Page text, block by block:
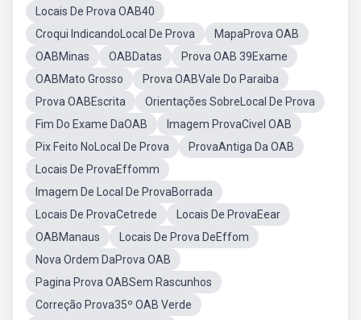
Locais De Prova OAB40
Croqui IndicandoLocal De Prova
MapaProva OAB
OABMinas
OABDatas
Prova OAB 39Exame
OABMato Grosso
Prova OABVale Do Paraiba
Prova OABEscrita
Orientações SobreLocal De Prova
Fim Do Exame DaOAB
Imagem ProvaCivel OAB
Pix Feito NoLocal De Prova
ProvaAntiga Da OAB
Locais De ProvaEffomm
Imagem De Local De ProvaBorrada
Locais De ProvaCetrede
Locais De ProvaEear
OABManaus
Locais De Prova DeEffom
Nova Ordem DaProva OAB
Pagina Prova OABSem Rascunhos
Correção Prova35º OAB Verde